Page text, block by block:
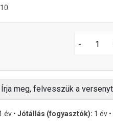
-
meg, felvesszük a
év • Jótállás (fogyasztók): 1 év •